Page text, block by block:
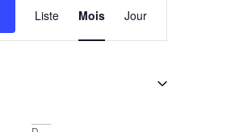
de
Évènement
Liste Mois Jour